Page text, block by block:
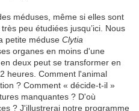
méduses, même si elles sont
peu étudiées jusqu’ici. Nous
petite méduse Clytia
organes en moins d'une
deux peut se transformer en
heures. Comment l'animal
? Comment « décide-t-il »
manquantes ? D'où
? J'illustrerai notre programme